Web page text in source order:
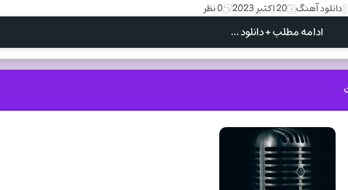
دانلود آهنگ 20 اکتبر 2023 0 نظر
ادامه مطلب + دانلود ...